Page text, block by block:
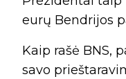
eurų Bendrijos
Kaip rašė BNS,
savo